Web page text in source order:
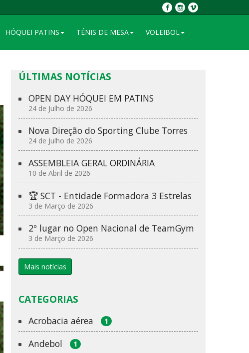
HÓQUEI PATINS TÉNIS DE MESA VOLEIBOL
ÚLTIMAS NOTÍCIAS
OPEN DAY HÓQUEI EM PATINS
24 de Julho de 2026
Nova Direção do Sporting Clube Torres
24 de Julho de 2026
ASSEMBLEIA GERAL ORDINÁRIA
10 de Abril de 2026
🏆 SCT - Entidade Formadora 3 Estrelas
3 de Março de 2026
2º lugar no Open Nacional de TeamGym
3 de Março de 2026
Mais notícias
CATEGORIAS
Acrobacia aérea 1
Andebol 1